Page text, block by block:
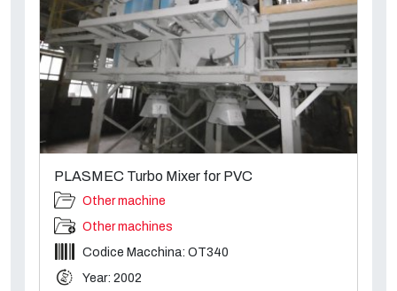
PLASMEC Turbo Mixer for PVC
Other machine
Other machines
Codice Macchina: OT340
Year: 2002